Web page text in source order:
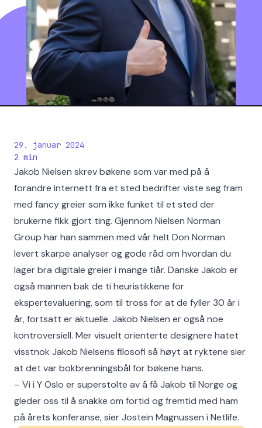
29. januar 2024
2 min
Jakob Nielsen skrev bøkene som var med på å
forandre internett fra et sted bedrifter viste seg fram
med fancy greier som ikke funket til et sted der
brukerne fikk gjort ting. Gjennom Nielsen Norman
Group har han sammen med vår helt Don Norman
levert skarpe analyser og gode råd om hvordan du
lager bra digitale greier i mange tiår. Danske Jakob er
også mannen bak de ti heuristikkene for
ekspertevaluering, som til tross for at de fyller 30 år i
år, fortsatt er aktuelle. Jakob Nielsen er også noe
kontroversiell. Mer visuelt orienterte designere hatet
visstnok Jakob Nielsens filosofi så høyt at ryktene sier
at det var bokbrenningsbål for bøkene hans.
– Vi i Y Oslo er superstolte av å få Jakob til Norge og
gleder oss til å snakke om fortid og fremtid med ham
på årets konferanse, sier Jostein Magnussen i Netlife.